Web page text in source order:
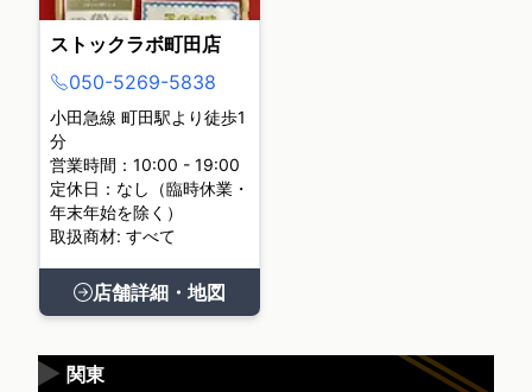
ストックラボ町田店
050-5269-5838
小田急線 町田駅より徒歩1
分
営業時間：10:00 - 19:00
定休日：なし（臨時休業・
年末年始を除く）
取扱商材: すべて
店舗詳細・地図
関東
▶